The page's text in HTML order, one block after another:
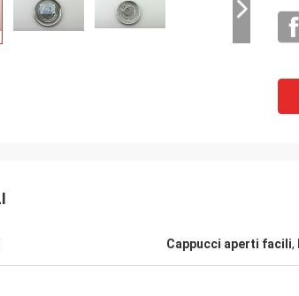
Cappucci aperti facili,